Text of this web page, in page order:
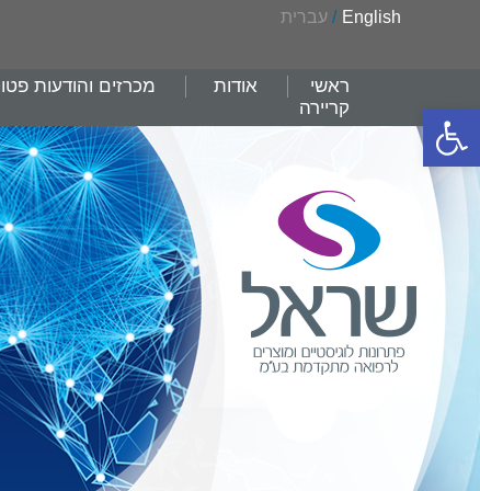
פתח סרגל נגישות
English
/ עברית
ראשי אודות מכרזים והודעות
קריירה